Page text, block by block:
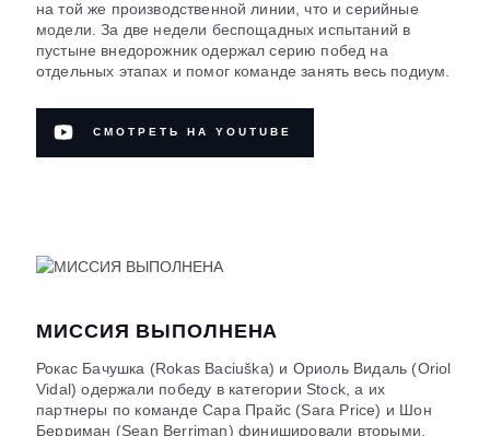
на той же производственной линии, что и серийные
модели. За две недели беспощадных испытаний в
пустыне внедорожник одержал серию побед на
отдельных этапах и помог команде занять весь подиум.
СМОТРЕТЬ НА YOUTUBE
МИССИЯ ВЫПОЛНЕНА
Рокас Бачушка (Rokas Baciuška) и Ориоль Видаль (Oriol
Vidal) одержали победу в категории Stock, а их
партнеры по команде Сара Прайс (Sara Price) и Шон
Берриман (Sean Berriman) финишировали вторыми.